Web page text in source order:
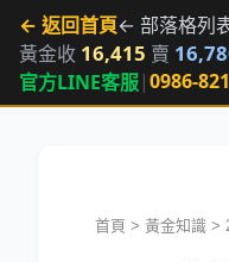
← 返回首頁← 部落格列
黃金收 16,415 賣
官方LINE客服|0986-
首頁 > 黃金知識 >